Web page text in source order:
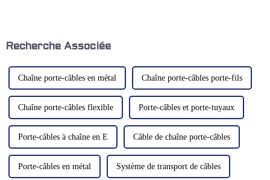
métallurgie, les usines de
contrôle...
Recherche Associée
Chaîne porte-câbles en métal Chaîne porte-câbles porte-fils
Chaîne porte-câbles flexible Porte-câbles et porte-tuyaux
Porte-câbles à chaîne en E Câble de chaîne porte-câbles
Porte-câbles en métal Système de transport de câbles